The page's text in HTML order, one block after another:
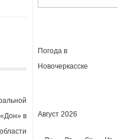
в
Погода в
Новочеркасске
Август 2026